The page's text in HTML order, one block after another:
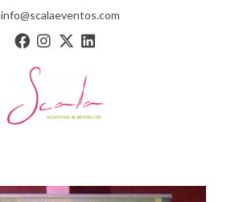
info@scalaeventos.com